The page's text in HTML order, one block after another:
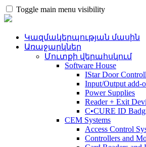
Toggle main menu visibility
Կազմակերպության մասին
Առաջարկներ
Մուտքի վերահսկում
Software House
IStar Door
Input/Output add-
Power Supplies
Reader + Exit
C•CURE ID
CEM Systems
Access Control
Controllers and